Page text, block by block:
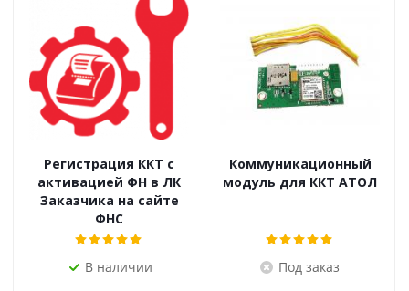
Регистрация ККТ с
активацией ФН в ЛК
Заказчика на сайте
ФНС
В наличии
Коммуникационный
модуль для ККТ АТОЛ
Под заказ